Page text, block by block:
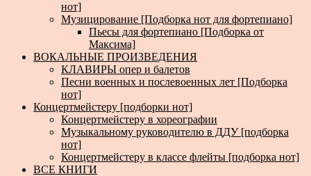
нот]
Музицирование [Подборка нот для фортепиано]
Пьесы для фортепиано [Подборка от
Максима]
ВОКАЛЬНЫЕ ПРОИЗВЕДЕНИЯ
КЛАВИРЫ опер и балетов
Песни военных и послевоенных лет [Подборка
нот]
Концертмейстеру [подборки нот]
Концертмейстеру в хореографии
Музыкальному руководителю в ДДУ [подборка
нот]
Концертмейстеру в классе флейты [подборка нот]
ВСЕ КНИГИ